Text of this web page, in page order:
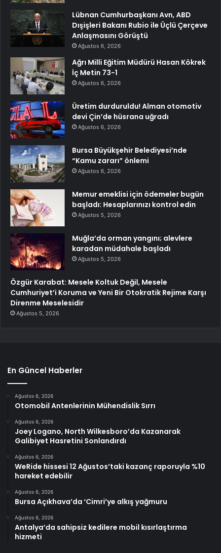
Lübnan Cumhurbaşkanı Avn, ABD
Dışişleri Bakanı Rubio ile Üçlü Çerçeve
Anlaşmasını Görüştü
Ağustos 6, 2026
Ağrı Milli Eğitim Müdürü Hasan Kökrek
İç Metin 73-1
Ağustos 6, 2026
Üretim durduruldu! Alman otomotiv
devi Çin’de hüsrana uğradı
Ağustos 6, 2026
Bursa Büyükşehir Belediyesi’nde
“Kamu zararı” önlemi
Ağustos 6, 2026
Memur emeklisi için ödemeler bugün
başladı: Hesaplarınızı kontrol edin
Ağustos 5, 2026
Muğla’da orman yangını; alevlere
karadan müdahale başladı
Ağustos 5, 2026
Özgür Karabat: Mesele Koltuk Değil, Mesele
Cumhuriyet’i Koruma ve Yeni Bir Otokratik Rejime Karşı
Direnme Meselesidir
Ağustos 5, 2026
En Güncel Haberler
Ağustos 6, 2026
Otomobil Antenlerinin Mühendislik Sırrı
Ağustos 6, 2026
Joey Logano, North Wilkesboro’da Kazanarak
Galibiyet Hasretini Sonlandırdı
Ağustos 6, 2026
WeRide hissesi 12 Ağustos’taki kazanç raporuyla %10
hareket edebilir
Ağustos 6, 2026
Bursa Açıkhava’da ‘Cimri’ye alkış yağmuru
Ağustos 6, 2026
Antalya’da sahipsiz kedilere mobil kısırlaştırma
hizmeti